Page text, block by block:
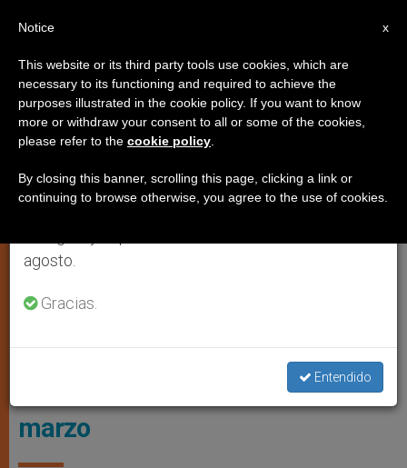
ESPIRITUALIDAD
Beato Giacomo Cusmano
Beato Giacomo Cusmano – 14 de
marzo
×
Aviso importante
Del 27 de julio al 7 de agosto haremos la pausa
anual, aprovechando que en el periodo de verano
se generan menos informaciones y también el
agosto.
Gracias.
Entendido
x
Notice
This website or its third party tools use cookies, which are
necessary to its functioning and required to achieve the
purposes illustrated in the cookie policy. If you want to know
more or withdraw your consent to all or some of the cookies,
please refer to the cookie policy
By closing this banner, scrolling this page, clicking a link or
continuing to browse otherwise, you agree to the use of cookies.